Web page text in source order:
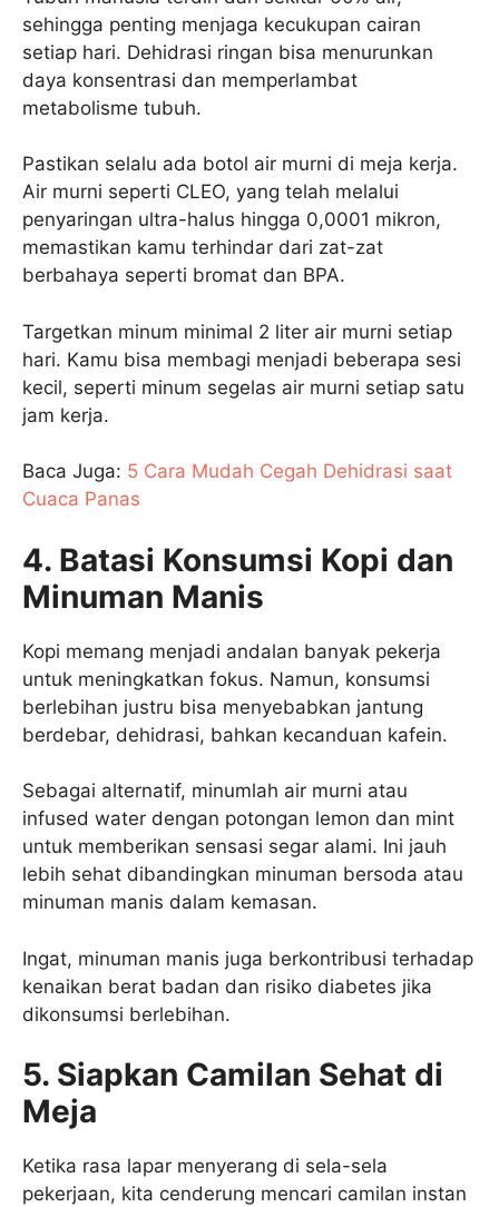
sehingga penting menjaga kecukupan cairan
setiap hari. Dehidrasi ringan bisa menurunkan
daya konsentrasi dan memperlambat
metabolisme tubuh.
Pastikan selalu ada botol air murni di meja kerja.
Air murni seperti CLEO, yang telah melalui
penyaringan ultra-halus hingga 0,0001 mikron,
memastikan kamu terhindar dari zat-zat
berbahaya seperti bromat dan BPA.
Targetkan minum minimal 2 liter air murni setiap
hari. Kamu bisa membagi menjadi beberapa sesi
kecil, seperti minum segelas air murni setiap satu
jam kerja.
Baca Juga: 5 Cara Mudah Cegah Dehidrasi saat
Cuaca Panas
4. Batasi Konsumsi Kopi dan
Minuman Manis
Kopi memang menjadi andalan banyak pekerja
untuk meningkatkan fokus. Namun, konsumsi
berlebihan justru bisa menyebabkan jantung
berdebar, dehidrasi, bahkan kecanduan kafein.
Sebagai alternatif, minumlah air murni atau
infused water dengan potongan lemon dan mint
untuk memberikan sensasi segar alami. Ini jauh
lebih sehat dibandingkan minuman bersoda atau
minuman manis dalam kemasan.
Ingat, minuman manis juga berkontribusi terhadap
kenaikan berat badan dan risiko diabetes jika
dikonsumsi berlebihan.
5. Siapkan Camilan Sehat di
Meja
Ketika rasa lapar menyerang di sela-sela
pekerjaan, kita cenderung mencari camilan instan